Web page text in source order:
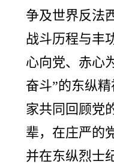
争及世界反法
战斗历程与丰
心向党、赤心
奋斗”的东纵
家共同回顾党
辈，在庄严的
并在东纵烈士